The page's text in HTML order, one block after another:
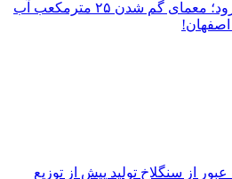
رسوایی آبی در زاینده‌رود؛ معمای گم شدن ۲۵ مترمکعب آب